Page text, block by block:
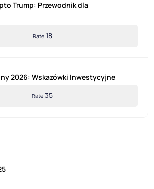
Trump: Przewodnik dla
Rate18
2026: Wskazówki Inwestycyjne
Rate 35